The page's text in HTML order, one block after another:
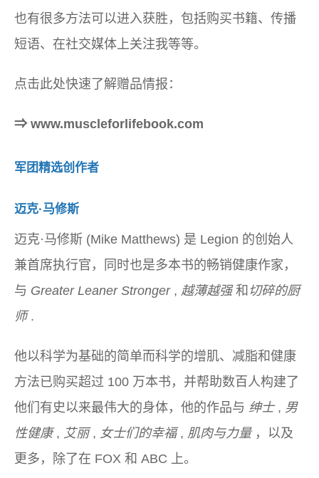
也有很多方法可以进入获胜，包括购买书籍、传播
短语、在社交媒体上关注我等等。
点击此处快速了解赠品情报：
⇒ www.muscleforlifebook.com
军团精选创作者
迈克·马修斯
迈克·马修斯 (Mike Matthews) 是 Legion 的创始人
兼首席执行官，同时也是多本书的畅销健康作家，
与 Greater Leaner Stronger, 越薄越强和 切碎的厨
师.
他以科学为基础的简单而科学的增肌、减脂和健康
方法已购买超过 100 万本书，并帮助数百人构建了
他们有史以来最伟大的身体，他的作品与 绅士, 男
性健康, 艾丽, 女士们的幸福, 肌肉与力量，以及
更多，除了在 FOX 和 ABC 上。